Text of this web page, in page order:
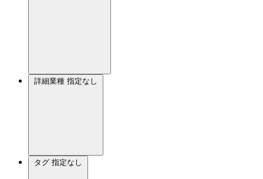
詳細業種 指定なし
タグ 指定なし